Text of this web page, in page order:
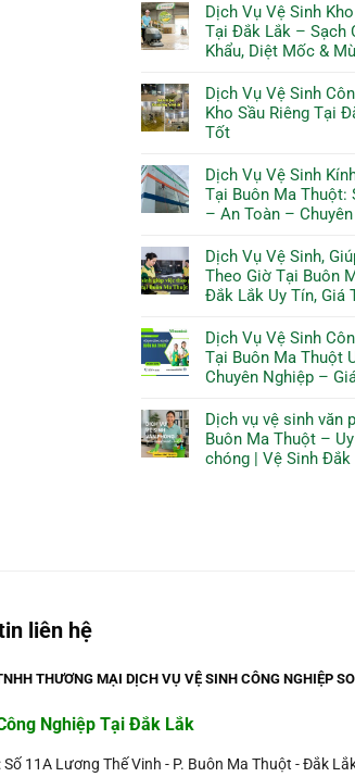
Dịch Vụ Vệ Sinh
Tại Đắk Lắk – Sạch
Khẩu, Diệt Mốc &
Dịch Vụ Vệ Sinh
Kho Sầu Riêng Tại
Tốt
Dịch Vụ Vệ Sinh
Tại Buôn Ma Thuột:
– An Toàn –
Dịch Vụ Vệ Sinh,
Theo Giờ Tại Buôn
Đắk Lắk Uy Tín, Giá
Dịch Vụ Vệ Sinh
Tại Buôn Ma Thuột
Chuyên Nghiệp –
Dịch vụ vệ sinh văn
Buôn Ma Thuột –
chóng | Vệ Sinh Đắk
liên hệ
THƯƠNG MẠI DỊCH VỤ VỆ SINH CÔNG NGHIỆP
Nghiệp Tại Đắk Lắk
Số 11A Lương Thế Vinh - P. Buôn Ma Thuột - Đắk